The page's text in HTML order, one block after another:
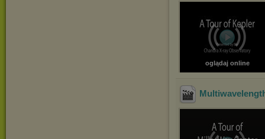
oglądaj online